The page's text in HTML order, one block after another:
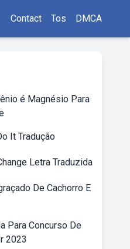
Contact Tos DMCA
é Magnésio Para
It Tradução
Letra Traduzida
De Cachorro E
Para Concurso De
2023